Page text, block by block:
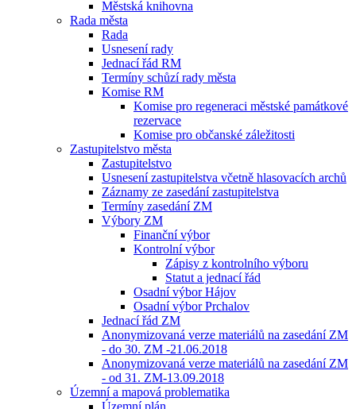
Městská knihovna
Rada města
Rada
Usnesení rady
Jednací řád RM
Termíny schůzí rady města
Komise RM
Komise pro regeneraci městské památkové
rezervace
Komise pro občanské záležitosti
Zastupitelstvo města
Zastupitelstvo
Usnesení zastupitelstva včetně hlasovacích archů
Záznamy ze zasedání zastupitelstva
Termíny zasedání ZM
Výbory ZM
Finanční výbor
Kontrolní výbor
Zápisy z kontrolního výboru
Statut a jednací řád
Osadní výbor Hájov
Osadní výbor Prchalov
Jednací řád ZM
Anonymizovaná verze materiálů na zasedání ZM
- do 30. ZM -21.06.2018
Anonymizovaná verze materiálů na zasedání ZM
- od 31. ZM-13.09.2018
Územní a mapová problematika
Územní plán